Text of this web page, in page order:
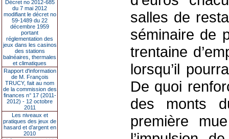
Décret no 2012-685
du 7 mai 2012
modifiant le décret no
59-1489 du 22
décembre 1959
portant
réglementation des
jeux dans les casinos
des stations
balnéaires, thermales
et climatiques
Rapport d'information
de M. François
TRUCY, fait au nom
de la commission des
finances n° 17 (2011-
2012) - 12 octobre
2011
Les niveaux et
pratiques des jeux de
hasard et d’argent en
2010
salles de
séminaire de
trentaine
lorsqu’il
De quoi
des monts
première